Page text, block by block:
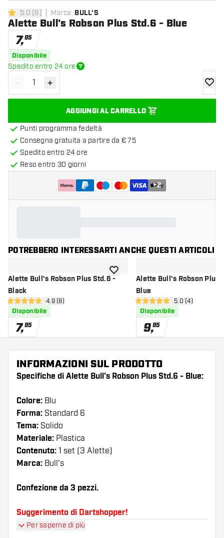
5 stelle di valutazione
5.0 [6] Marca: BULL'S
Alette Bull's Robson Plus Std.6 - Blue
7,95
Disponibile
Spedito entro 24 ore
Diminuisci quantità
- Aumenta quantità
+
AGGIUNGI AL CARRELLO
Punti programma fedeltà
Consegna gratuita a partire da € 75
Spedito entro 24 ore
Reso entro 30 giorni
+2
POTREBBERO INTERESSARTI ANCHE QUESTI ARTICOLI
Alette Bull's Robson Plus Std.6 -
Black
apri pannello recensioni
4.9 stelle di valutazione
4.9 (8)
Disponibile
7,95
aggiungi alla lista dei desideri
Alette Bull's Robson Plus
Blue
apri pannello
5 stelle di valutazione
5.0 (4)
Disponibile
9,95
INFORMAZIONI SUL PRODOTTO
Specifiche di Alette Bull's Robson Plus Std.6 - Blue:
Colore: Blu
Forma: Standard 6
Tema: Solido
Materiale: Plastica
Contenuto: 1 set (3 Alette)
Marca: Bull's
Confezione da 3 pezzi.
Suggerimento di Dartshopper!
Per saperne di più